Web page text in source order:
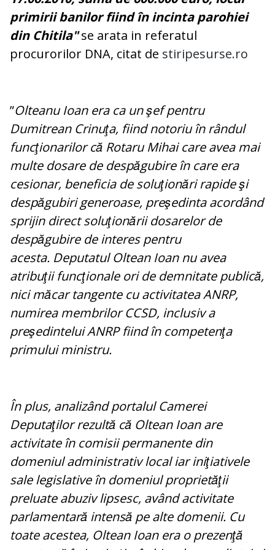
primirii banilor fiind în incinta parohiei
din Chitila"se arata in referatul
procurorilor DNA, citat de stiripesurse.ro
”Olteanu Ioan era ca un şef pentru
Dumitrean Crinuţa, fiind notoriu în rândul
funcţionarilor că Rotaru Mihai care avea mai
multe dosare de despăgubire în care era
cesionar, beneficia de soluţionări rapide şi
despăgubiri generoase, preşedinta acordând
sprijin direct soluţionării dosarelor de
despăgubire de interes pentru
acesta. Deputatul Oltean Ioan nu avea
atribuţii funcţionale ori de demnitate publică,
nici măcar tangente cu activitatea ANRP,
numirea membrilor CCSD, inclusiv a
preşedintelui ANRP fiind în competenţa
primului ministru.
În plus, analizând portalul Camerei
Deputaţilor rezultă că Oltean Ioan are
activitate în comisii permanente din
domeniul administrativ local iar iniţiativele
sale legislative în domeniul proprietăţii
preluate abuziv lipsesc, având activitate
parlamentară intensă pe alte domenii. Cu
toate acestea, Oltean Ioan era o prezenţă